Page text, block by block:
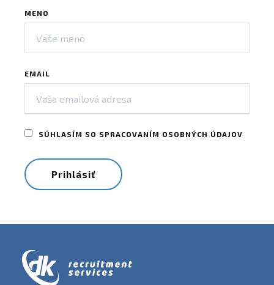
MENO
EMAIL
SÚHLASÍM SO SPRACOVANÍM OSOBNÝCH ÚDAJOV